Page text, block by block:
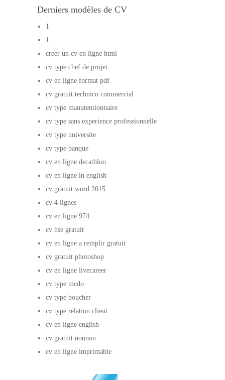
Derniers modèles de CV
1
1
creer un cv en ligne html
cv type chef de projet
cv en ligne format pdf
cv gratuit technico commercial
cv type manutentionnaire
cv type sans experience professionnelle
cv type universite
cv type banque
cv en ligne decathlon
cv en ligne in english
cv gratuit word 2015
cv 4 lignes
cv en ligne 974
cv hse gratuit
cv en ligne a remplir gratuit
cv gratuit photoshop
cv en ligne livecareer
cv type mcdo
cv type boucher
cv type relation client
cv en ligne english
cv gratuit nounou
cv en ligne imprimable